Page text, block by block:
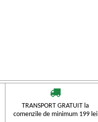
TRANSPORT GRATUIT la
comenzile de minimum 199 lei